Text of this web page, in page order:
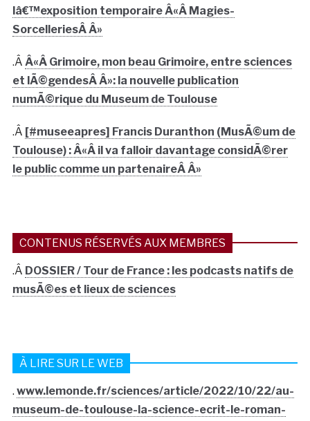
lâ€™exposition temporaire Â«Â Magies-
SorcelleriesÂ Â»
.Â Â«Â Grimoire, mon beau Grimoire, entre sciences
et lÃ©gendesÂ Â»: la nouvelle publication
numÃ©rique du Museum de Toulouse
.Â [#museeapres] Francis Duranthon (MusÃ©um de
Toulouse) : Â«Â il va falloir davantage considÃ©rer
le public comme un partenaireÂ Â»
CONTENUS RÉSERVÉS AUX MEMBRES
.Â DOSSIER / Tour de France : les podcasts natifs de
musÃ©es et lieux de sciences
À LIRE SUR LE WEB
. www.lemonde.fr/sciences/article/2022/10/22/au-
museum-de-toulouse-la-science-ecrit-le-roman-